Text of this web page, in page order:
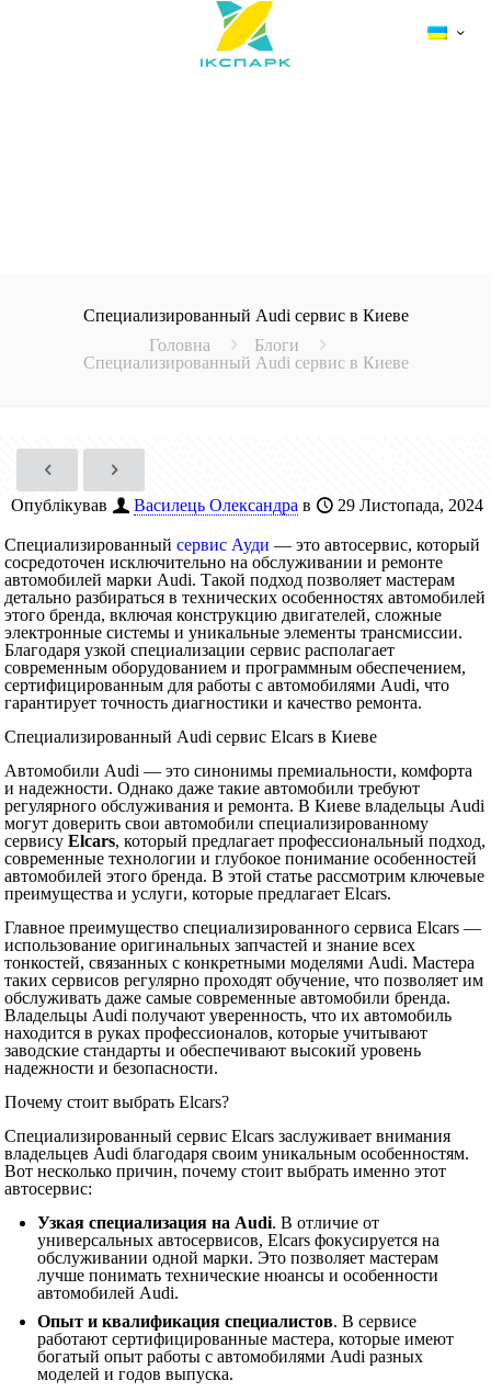
Специализированный Audi сервис в Киеве
Головна
Блоги
Специализированный Audi сервис в Киеве
Опублікував Василець Олександра в 29 Листопада, 2024
Специализированныйсервис Ауди — это автосервис, который
сосредоточен исключительно на обслуживании и ремонте
автомобилей марки Audi. Такой подход позволяет мастерам
детально разбираться в технических особенностях автомобилей
этого бренда, включая конструкцию двигателей, сложные
электронные системы и уникальные элементы трансмиссии.
Благодаря узкой специализации сервис располагает
современным оборудованием и программным обеспечением,
сертифицированным для работы с автомобилями Audi, что
гарантирует точность диагностики и качество ремонта.
Специализированный Audi сервис Elcars в Киеве
Автомобили Audi — это синонимы премиальности, комфорта
и надежности. Однако даже такие автомобили требуют
регулярного обслуживания и ремонта. В Киеве владельцы Audi
могут доверить свои автомобили специализированному
сервисуElcars, который предлагает профессиональный подход,
современные технологии и глубокое понимание особенностей
автомобилей этого бренда. В этой статье рассмотрим ключевые
преимущества и услуги, которые предлагает Elcars.
Главное преимущество специализированного сервиса Elcars —
использование оригинальных запчастей и знание всех
тонкостей, связанных с конкретными моделями Audi. Мастера
таких сервисов регулярно проходят обучение, что позволяет им
обслуживать даже самые современные автомобили бренда.
Владельцы Audi получают уверенность, что их автомобиль
находится в руках профессионалов, которые учитывают
заводские стандарты и обеспечивают высокий уровень
надежности и безопасности.
Почему стоит выбрать Elcars?
Специализированный сервис Elcars заслуживает внимания
владельцев Audi благодаря своим уникальным особенностям.
Вот несколько причин, почему стоит выбрать именно этот
автосервис:
Узкая специализация на Audi. В отличие от
универсальных автосервисов, Elcars фокусируется на
обслуживании одной марки. Это позволяет мастерам
лучше понимать технические нюансы и особенности
автомобилей Audi.
Опыт и квалификация специалистов. В сервисе
работают сертифицированные мастера, которые имеют
богатый опыт работы с автомобилями Audi разных
моделей и годов выпуска.